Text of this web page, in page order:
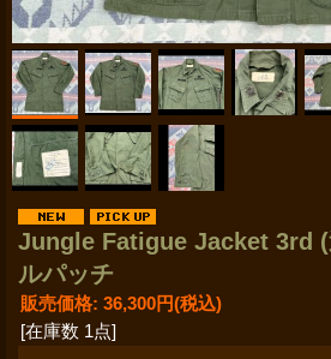
Jungle Fatigue Jacket 3rd (
ルパッチ
販売価格: 36,300円(税込)
[在庫数 1点]